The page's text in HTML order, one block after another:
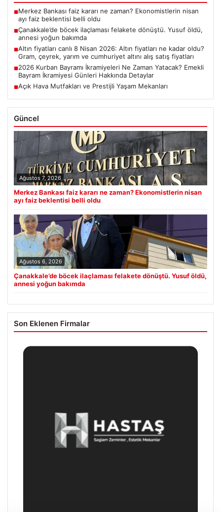
■Merkez Bankası faiz kararı ne zaman? Ekonomistlerin nisan
ayı faiz beklentisi belli oldu
■Çanakkale’de böcek ilaçlaması felakete dönüştü. Yusuf öldü,
annesi yoğun bakımda
■Altın fiyatları canlı 8 Nisan 2026: Altın fiyatları ne kadar oldu?
Gram, çeyrek, yarım ve cumhuriyet altını alış satış fiyatları
■2026 Kurban Bayramı İkramiyeleri Ne Zaman Yatacak? Emekli
Bayram İkramiyesi Günleri Hakkında Detaylar
■Açık Hava Mutfakları ve Prestijli Yaşam Mekanları
Güncel
Ağustos 7, 2026
Merkez Bankası faiz kararı ne zaman? Ekonomistlerin nisan
ayı faiz beklentisi belli oldu
Ağustos 6, 2026
Çanakkale’de böcek ilaçlaması felakete dönüştü. Yusuf öldü,
annesi yoğun bakımda
Son Eklenen Firmalar